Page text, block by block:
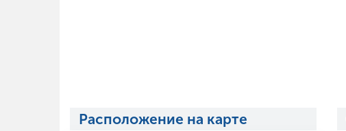
Расположение на карте